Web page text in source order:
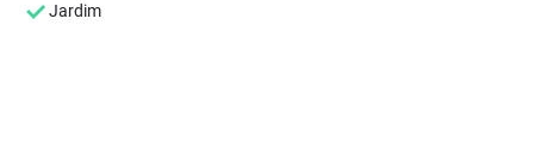
Jardim